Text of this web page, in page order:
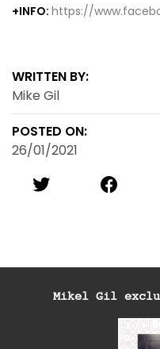
+INFO: https://
WRITTEN BY:
Mike Gil
POSTED ON:
26/01/2021
Mikel Gil